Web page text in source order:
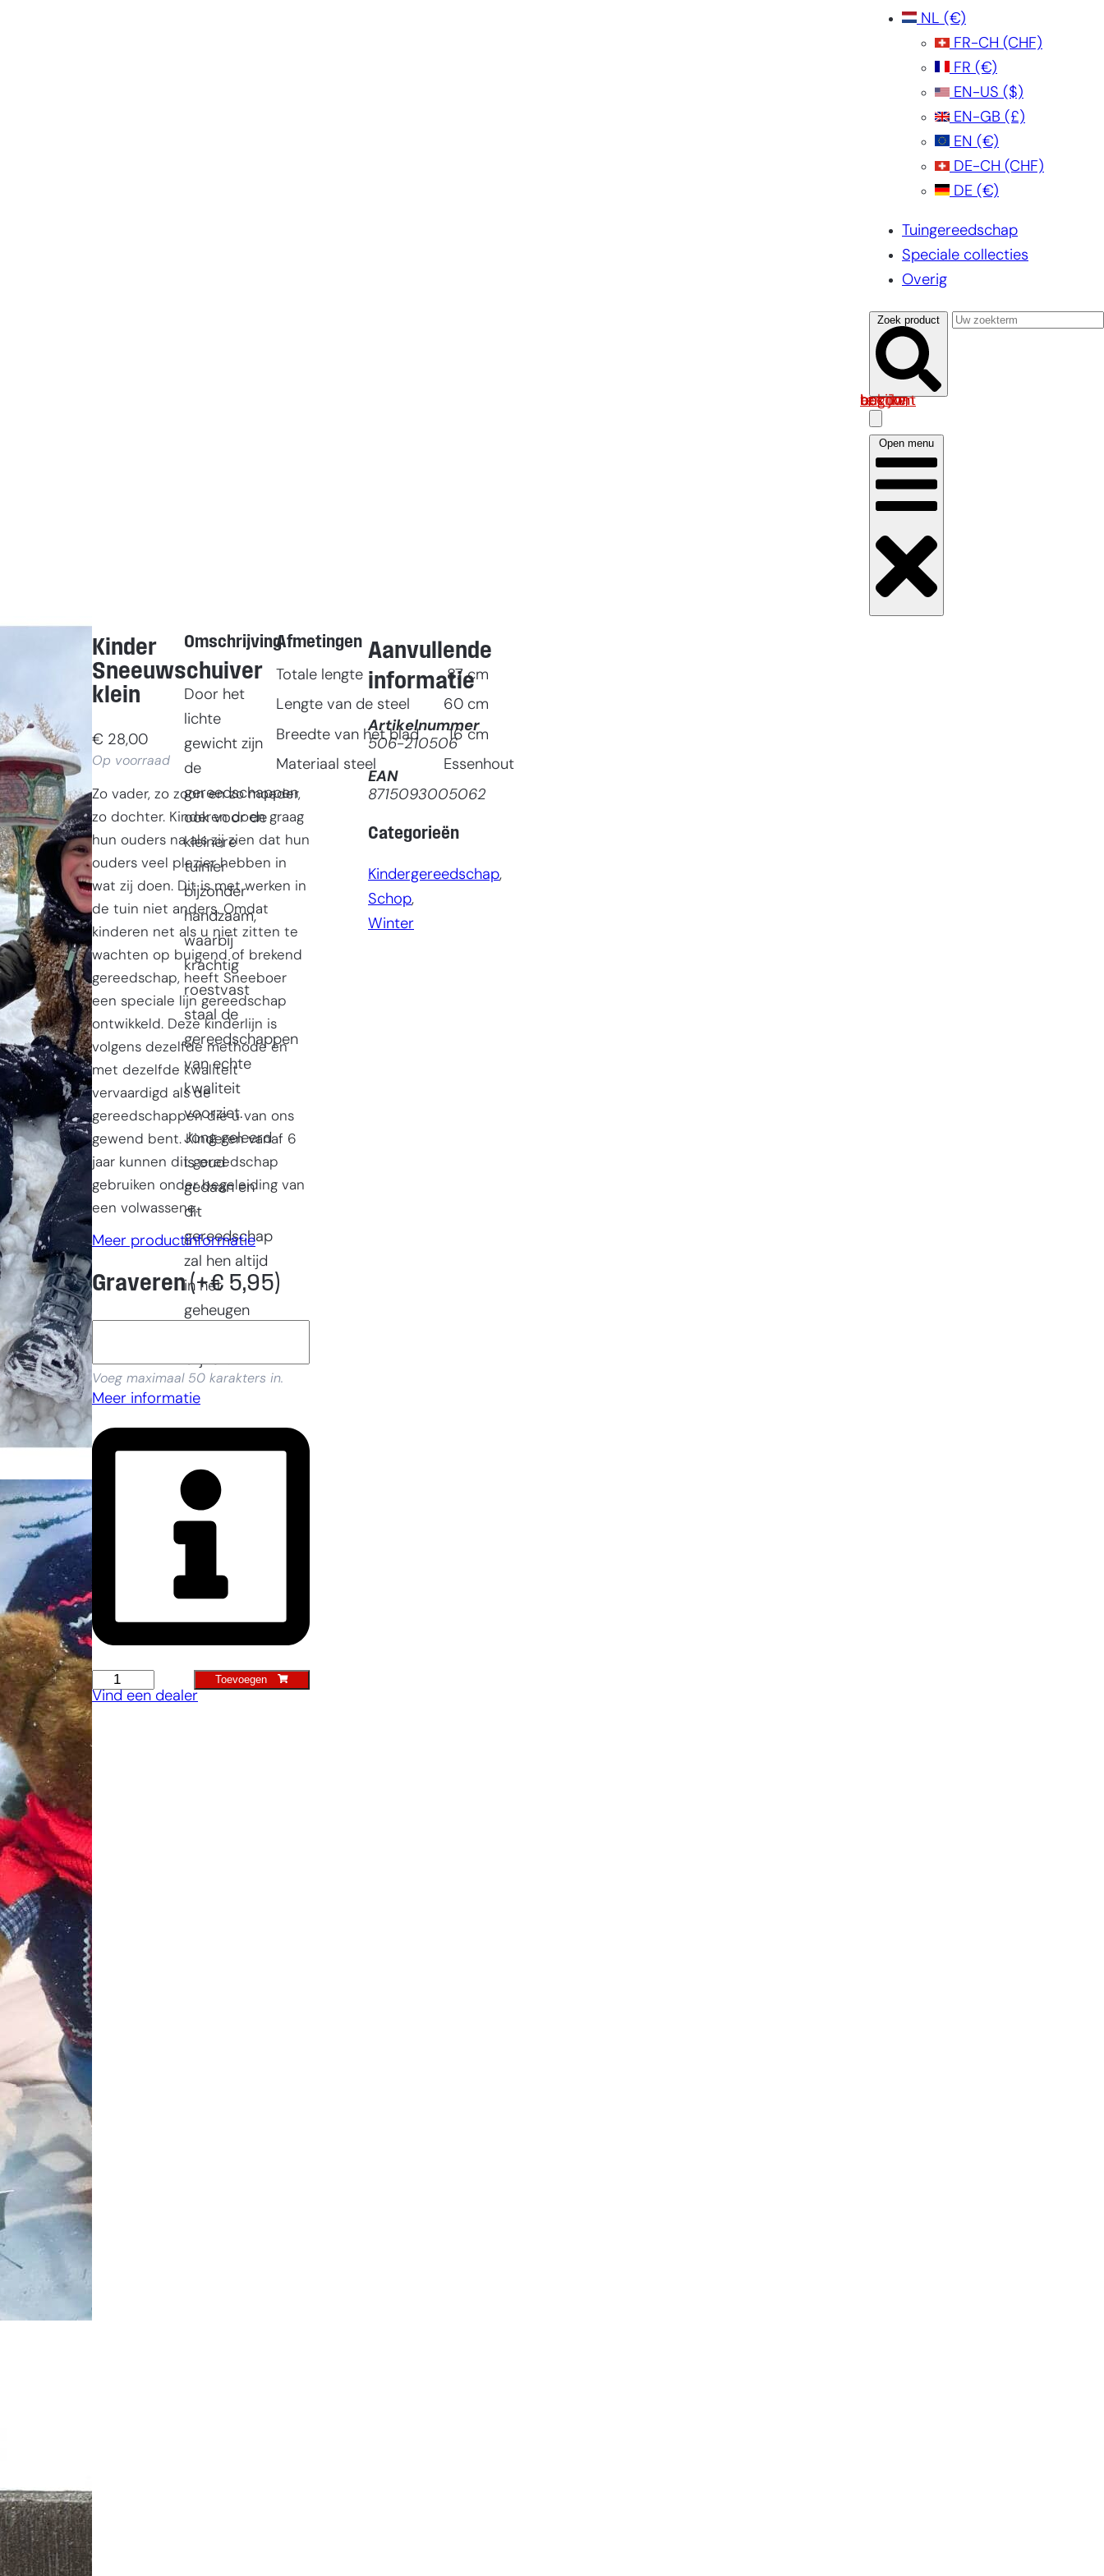
NL (€)
FR-CH (CHF)
FR (€)
EN-US ($)
EN-GB (£)
EN (€)
DE-CH (CHF)
DE (€)
Tuingereedschap
Speciale collecties
Overig
Zoek product
Log in om uw account te bekijken
Open menu
Kinder
Sneeuwschuiver
klein
€ 28,00
Op voorraad
Zo vader, zo zoon en zo moeder,
zo dochter. Kinderen doen graag
hun ouders na als zij zien dat hun
ouders veel plezier hebben in
wat zij doen. Dit is met werken in
de tuin niet anders. Omdat
kinderen net als u niet zitten te
wachten op buigend of brekend
gereedschap, heeft Sneeboer
een speciale lijn gereedschap
ontwikkeld. Deze kinderlijn is
volgens dezelfde methode en
met dezelfde kwaliteit
vervaardigd als de
gereedschappen die u van ons
gewend bent. Kinderen vanaf 6
jaar kunnen dit gereedschap
gebruiken onder begeleiding van
een volwassene.
Meer productinformatie
Graveren(+€ 5,95)
Voeg maximaal 50 karakters in.
Meer informatie
Kinder
Sneeuwschuiver
klein
Toevoegen
Vind een dealer
Omschrijving
Door het
lichte
gewicht zijn
de
gereedschappen
ook voor de
kleinere
tuinier
bijzonder
handzaam,
waarbij
krachtig
roestvast
staal de
gereedschappen
van echte
kwaliteit
voorziet.
Jong geleerd
is oud
gedaan en
dit
gereedschap
zal hen altijd
in het
geheugen
blijven.
Afmetingen
Totale lengte 87 cm
Lengte van de steel
60 cm
Breedte van het blad
16 cm
Materiaal steel
Essenhout
Aanvullende
informatie
Artikelnummer
506-210506
EAN
8715093005062
Categorieën
Kindergereedschap
Schop
Winter